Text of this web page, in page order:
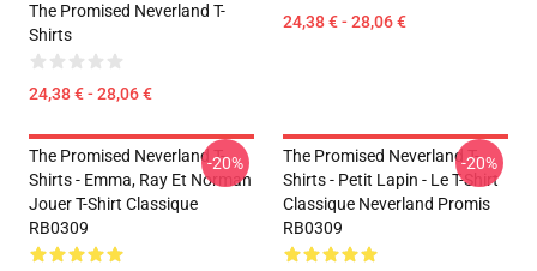
The Promised Neverland T-
Shirts
24,38 € - 28,06 €
24,38 € - 28,06 €
The Promised Neverland T-
Shirts - Emma, Ray Et Norman
Jouer T-Shirt Classique
RB0309
-20%
The Promised Neverland T-
Shirts - Petit Lapin - Le T-Shirt
Classique Neverland Promis
RB0309
-20%